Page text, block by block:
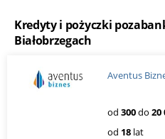
Kredyty i pożyczki
Białobrzegach
Aventus
od 300do 20
od 18 lat